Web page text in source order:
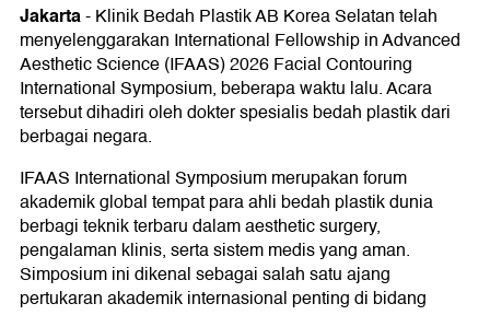
Jakarta-Klinik Bedah Plastik AB Korea Selatan telah
menyelenggarakan International Fellowship in Advanced
Aesthetic Science (IFAAS) 2026 Facial Contouring
International Symposium, beberapa waktu lalu. Acara
tersebut dihadiri oleh dokter spesialis bedah plastik dari
berbagai negara.
IFAAS International Symposium merupakan forum
akademik global tempat para ahli bedah plastik dunia
berbagi teknik terbaru dalam aesthetic surgery,
pengalaman klinis, serta sistem medis yang aman.
Simposium ini dikenal sebagai salah satu ajang
pertukaran akademik internasional penting di bidang